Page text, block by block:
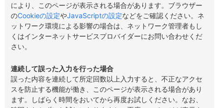
により、このページが表示される場合があります。ブラウザー
のCookieの設定やJavaScriptの設定などをご確認ください。ネ
ットワーク環境による影響の場合は、ネットワーク管理者もし
くはインターネットサービスプロバイダーにお問い合わせくだ
さい。
連続して誤った入力を行った場合
誤った内容を連続して所定回数以上入力すると、不正なアクセ
スを防止する機能が働き、このページが表示される場合があり
ます。しばらく時間をおいてから再度お試しください。なお、